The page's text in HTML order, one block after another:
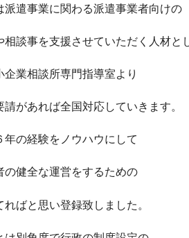
派遣事業に関わる派遣事業者向けの
相談事を支援させていただく人材と
企業相談所専門指導室より
があれば全国対応していきます。
年の経験をノウハウにして
の健全な運営をするための
ればと思い登録致しました。